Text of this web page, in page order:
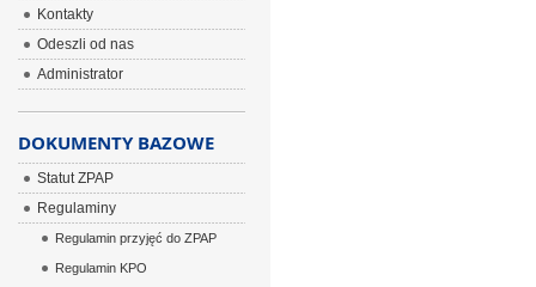
Kontakty
Odeszli od nas
Administrator
DOKUMENTY BAZOWE
Statut ZPAP
Regulaminy
Regulamin przyjęć do ZPAP
Regulamin KPO